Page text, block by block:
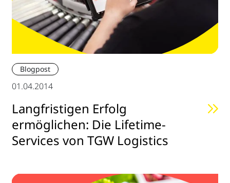
Blogpost
01.04.2014
Langfristigen Erfolg
ermöglichen: Die Lifetime-
Services von TGW Logistics